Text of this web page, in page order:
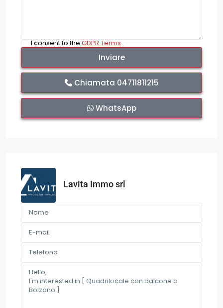
I consent to theGDPR Terms
Chiamata 04711811215
WhatsApp
Lavita Immo srl